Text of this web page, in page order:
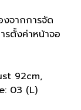
งจากการจัด
ตั้งค่าหน้าจอ
92cm,
03 (L)